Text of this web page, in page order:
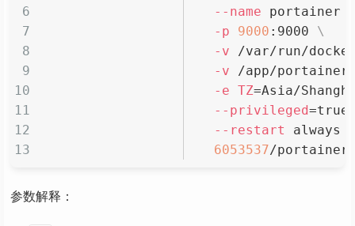
--name portainer
-p
9000 :9000 \
-v /var/run/
-v /app/
-e TZ=Asia/
--privileged=
--restart
always
6053537/
参数解释：